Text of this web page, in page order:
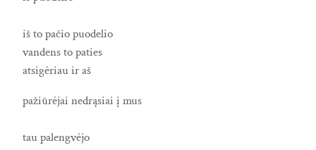
iš to pačio puodelio
vandens to paties
atsigėriau ir aš
pažiūrėjai nedrąsiai į mus
tau palengvėjo